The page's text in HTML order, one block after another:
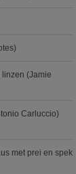
(Jamie
Carluccio)
met prei en spek